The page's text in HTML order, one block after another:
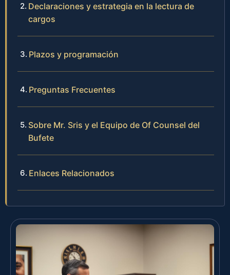
Declaraciones y estrategia en la lectura de
cargos
Plazos y programación
Preguntas Frecuentes
Sobre Mr. Sris y el Equipo de Of Counsel del
Bufete
Enlaces Relacionados